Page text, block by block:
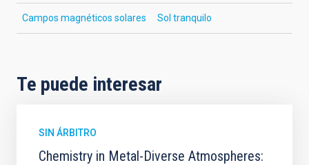
Campos magnéticos solares Sol tranquilo
Te puede interesar
SIN ÁRBITRO
Chemistry in Metal-Diverse Atmospheres: